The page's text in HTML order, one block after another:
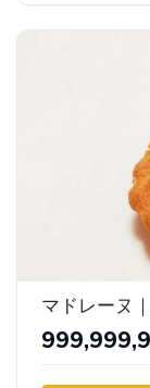
マドレーヌ